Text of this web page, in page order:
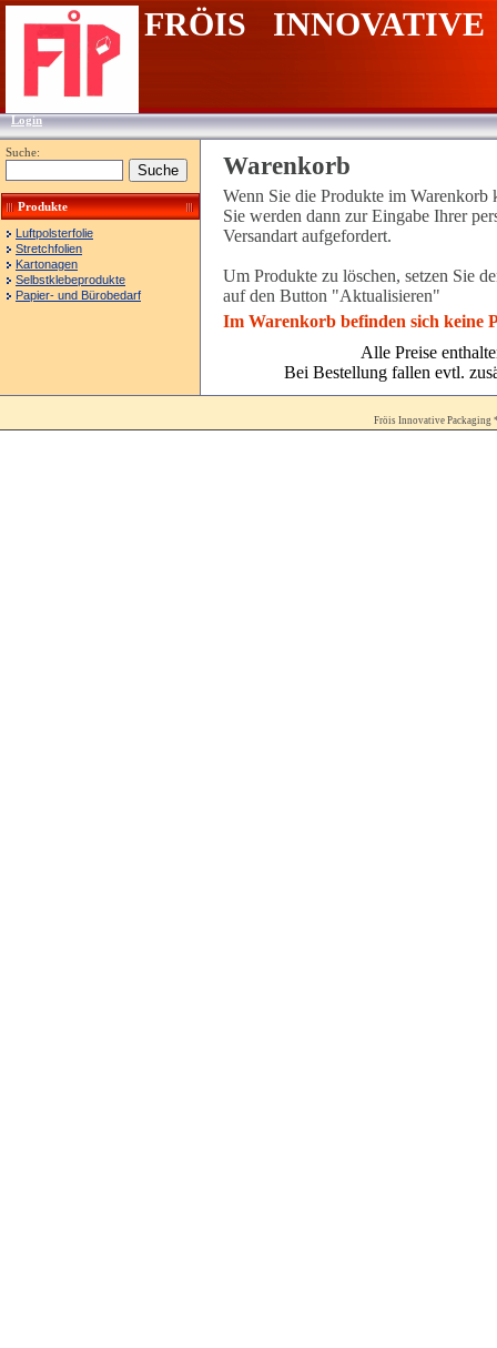
FRÖIS
Login
Suche:
Produkte
Luftpolsterfolie
Stretchfolien
Kartonagen
Selbstklebeprodukte
Papier- und Bürobedarf
Warenkorb
Wenn Sie die Produkte im
Sie werden dann zur Eingabe Ihrer
Versandart aufgefordert.
Um Produkte zu löschen, setzen Sie
auf den Button "Aktualisieren"
Im Warenkorb befinden sich keine
Alle Preise
Bei Bestellung fallen evtl.
Fröis Innovative